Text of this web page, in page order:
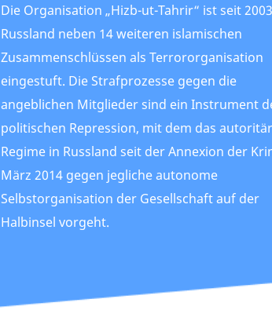
Die Organisation „Hizb-ut-Tahrir“ ist seit
Russland neben 14 weiteren islamischen
Zusammenschlüssen als Terrororganisation
eingestuft. Die Strafprozesse gegen die
angeblichen Mitglieder sind ein Instrument
politischen Repression, mit dem das
Regime in Russland seit der Annexion der
März 2014 gegen jegliche autonome
Selbstorganisation der Gesellschaft auf der
Halbinsel vorgeht.